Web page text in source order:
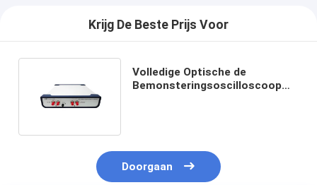
Krijg De Beste Prijs Voor
Volledige Optische de
Bemonsteringsoscilloscoop
Doorgaan